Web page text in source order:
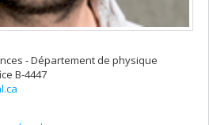
- Département de physique
B-4447